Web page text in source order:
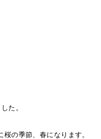
た。
の季節、春になります。